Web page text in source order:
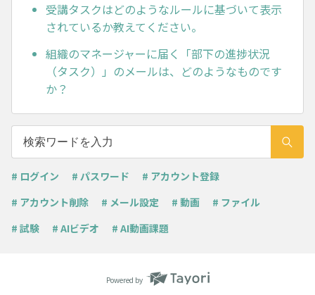
受講タスクはどのようなルールに基づいて表示
されているか教えてください。
組織のマネージャーに届く「部下の進捗状況
（タスク）」のメールは、どのようなものです
か？
# ログイン # パスワード
# アカウント登録
# アカウント削除
# メール設定 # 動画
# ファイル
# 試験
# AIビデオ # AI動画課題
Powered by